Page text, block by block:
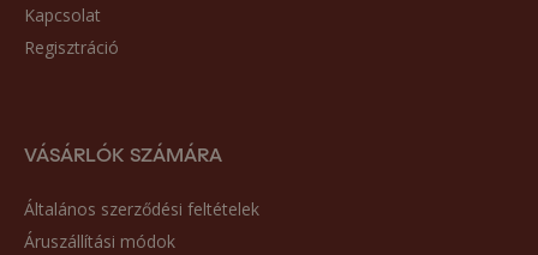
Kapcsolat
Regisztráció
VÁSÁRLÓK SZÁMÁRA
Általános szerződési feltételek
Áruszállítási módok